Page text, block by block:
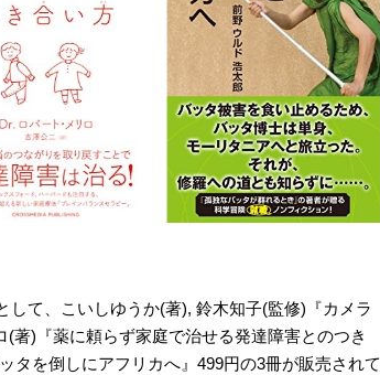
して、こいしゆうか(著), 鈴木知子(監修)『カメラ
著)『薬に頼らず家庭で治せる発達障害とのつき
タを倒しにアフリカへ』499円の3冊が販売されて